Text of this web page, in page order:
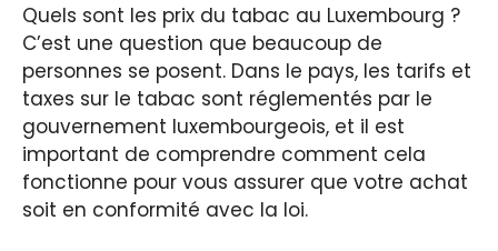
Quels sont les prix du tabac au Luxembourg ?
C’est une question que beaucoup de
personnes se posent. Dans le pays, les tarifs et
taxes sur le tabac sont réglementés par le
gouvernement luxembourgeois, et il est
important de comprendre comment cela
fonctionne pour vous assurer que votre achat
soit en conformité avec la loi.